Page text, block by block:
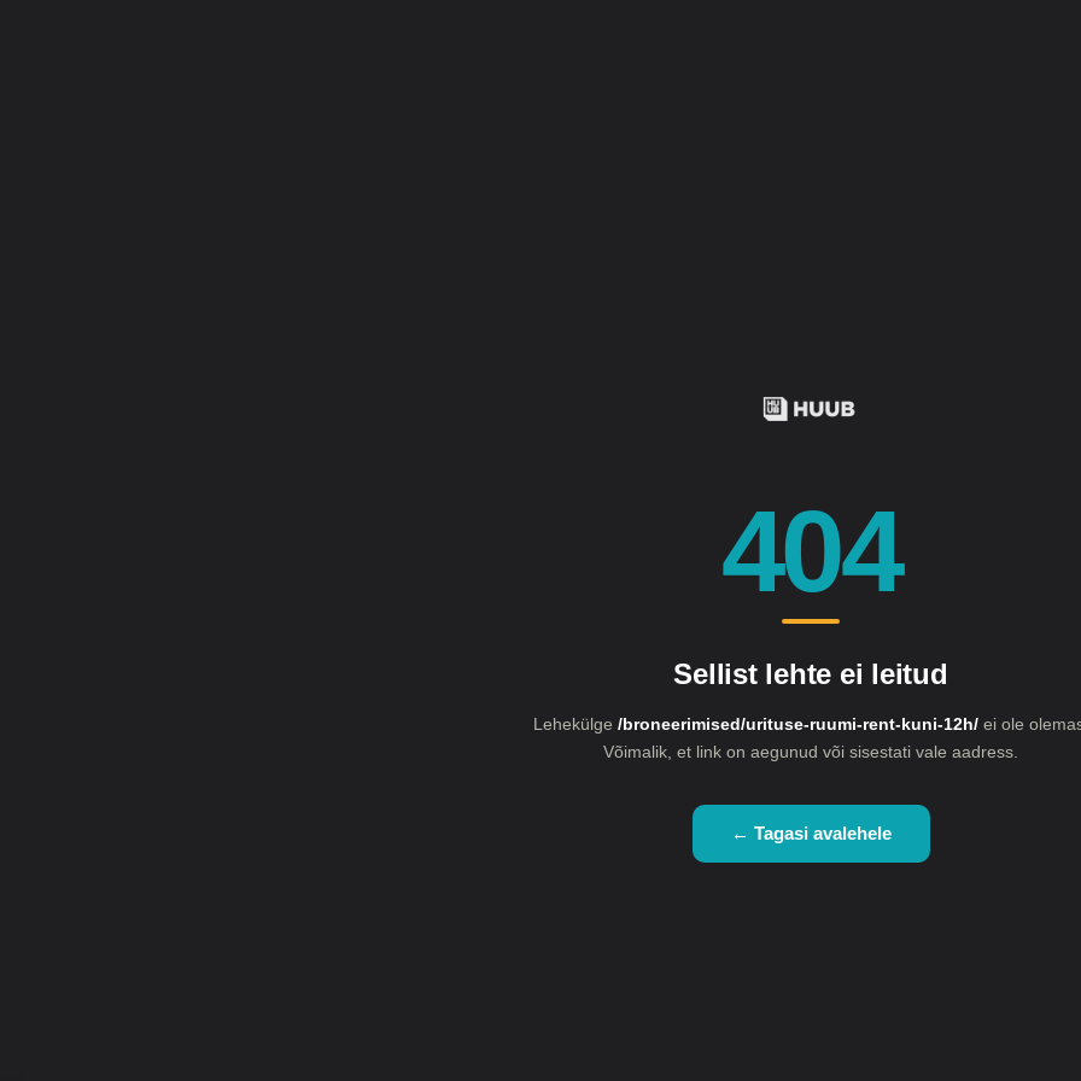
404
Sellist lehte ei leitud
Lehekülge /broneerimised/urituse-ruumi-rent-kuni-12h/ei ole
Võimalik, et link on aegunud või sisestati vale aadress.
← Tagasi avalehele